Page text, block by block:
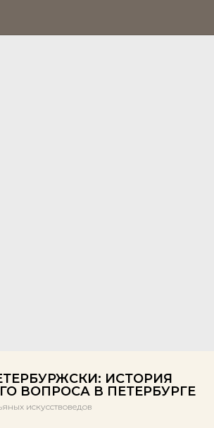
ИСТОРИЯ
ВОПРОСА В ПЕТЕРБУРГЕ
искусствоведов